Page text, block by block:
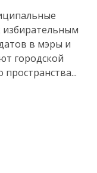
избирательным
в мэры и
городской